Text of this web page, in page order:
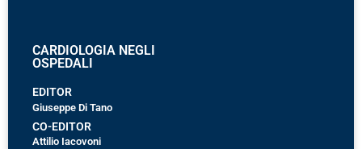
CARDIOLOGIA NEGLI
OSPEDALI
EDITOR
Giuseppe Di Tano
CO-EDITOR
Attilio Iacovoni